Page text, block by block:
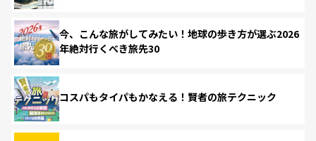
今、こんな旅がしてみたい！地球の歩き方が選ぶ2026
年絶対行くべき旅先30
コスパもタイパもかなえる！賢者の旅テクニック